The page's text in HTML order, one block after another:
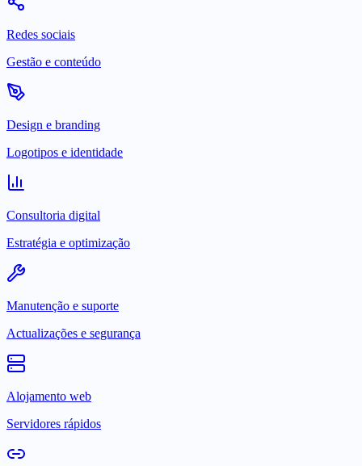
Redes sociais
Gestão e conteúdo
Design e branding
Logotipos e identidade
Consultoria digital
Estratégia e optimização
Manutenção e suporte
Actualizações e segurança
Alojamento web
Servidores rápidos